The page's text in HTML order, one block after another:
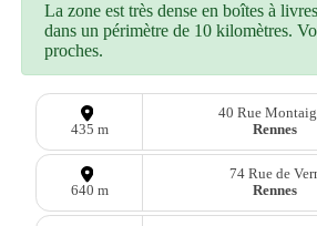
La zone est très dense en boîtes à
dans un périmètre de 10 kilomètres.
proches.
435 m
40 Rue
Rennes
640 m
74 Rue de
Rennes